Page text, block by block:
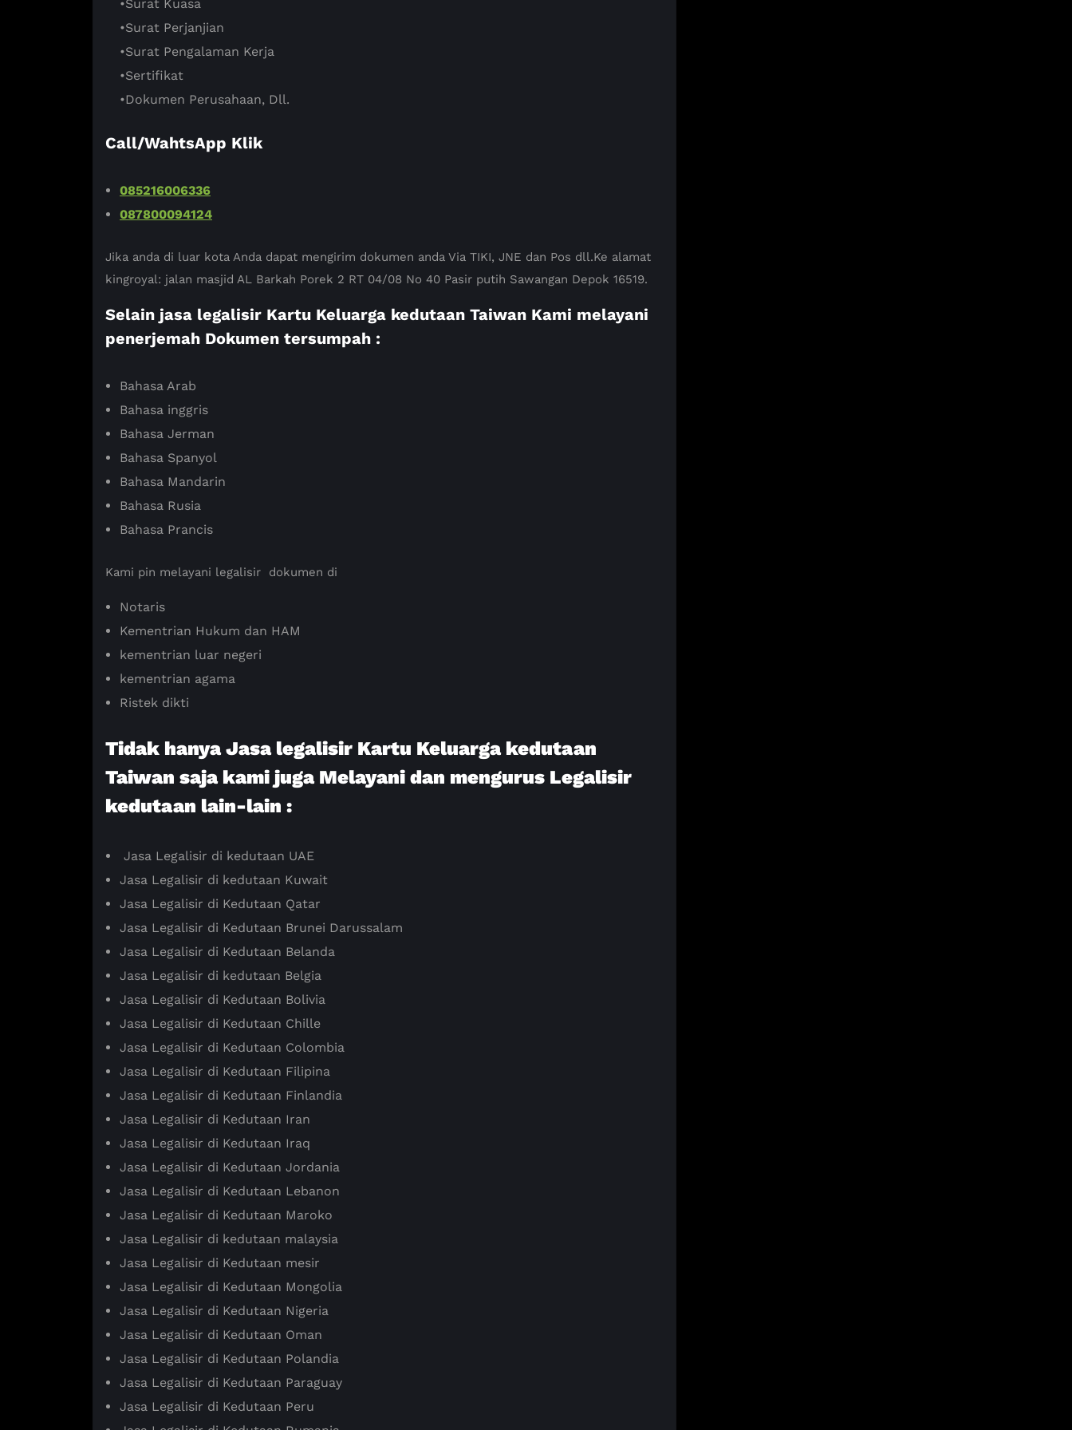
•Surat Kuasa
•Surat Perjanjian
•Surat Pengalaman Kerja
•Sertifikat
•Dokumen Perusahaan, Dll.
Call/WahtsApp Klik
085216006336
087800094124
Jika anda di luar kota Anda dapat mengirim dokumen anda Via TIKI, JNE dan Pos dll.Ke alamat
kingroyal: jalan masjid AL Barkah Porek 2 RT 04/08 No 40 Pasir putih Sawangan Depok 16519.
Selain jasa legalisir Kartu Keluarga kedutaan Taiwan Kami melayani
penerjemah Dokumen tersumpah :
Bahasa Arab
Bahasa inggris
Bahasa Jerman
Bahasa Spanyol
Bahasa Mandarin
Bahasa Rusia
Bahasa Prancis
Kami pin melayani legalisir dokumen di
Notaris
Kementrian Hukum dan HAM
kementrian luar negeri
kementrian agama
Ristek dikti
Tidak hanya Jasa legalisir Kartu Keluarga kedutaan
Taiwan saja kami juga Melayani dan mengurus Legalisir
kedutaan lain-lain :
Jasa Legalisir di kedutaan UAE
Jasa Legalisir di kedutaan Kuwait
Jasa Legalisir di Kedutaan Qatar
Jasa Legalisir di Kedutaan Brunei Darussalam
Jasa Legalisir di Kedutaan Belanda
Jasa Legalisir di kedutaan Belgia
Jasa Legalisir di Kedutaan Bolivia
Jasa Legalisir di Kedutaan Chille
Jasa Legalisir di Kedutaan Colombia
Jasa Legalisir di Kedutaan Filipina
Jasa Legalisir di Kedutaan Finlandia
Jasa Legalisir di Kedutaan Iran
Jasa Legalisir di Kedutaan Iraq
Jasa Legalisir di Kedutaan Jordania
Jasa Legalisir di Kedutaan Lebanon
Jasa Legalisir di Kedutaan Maroko
Jasa Legalisir di kedutaan malaysia
Jasa Legalisir di Kedutaan mesir
Jasa Legalisir di Kedutaan Mongolia
Jasa Legalisir di Kedutaan Nigeria
Jasa Legalisir di Kedutaan Oman
Jasa Legalisir di Kedutaan Polandia
Jasa Legalisir di Kedutaan Paraguay
Jasa Legalisir di Kedutaan Peru